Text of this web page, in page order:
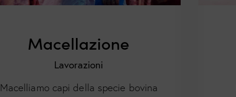
Macellazione
Lavorazioni
Macelliamo capi della specie bovina